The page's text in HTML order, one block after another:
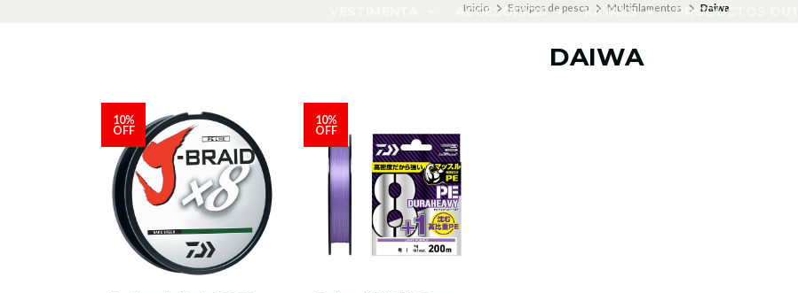
ACCESORIOS KAYAKS PRODUCTOS
Inicio Equipos de pesca Multifilamentos Daiwa
DAIWA
10%
OFF
10%
OFF